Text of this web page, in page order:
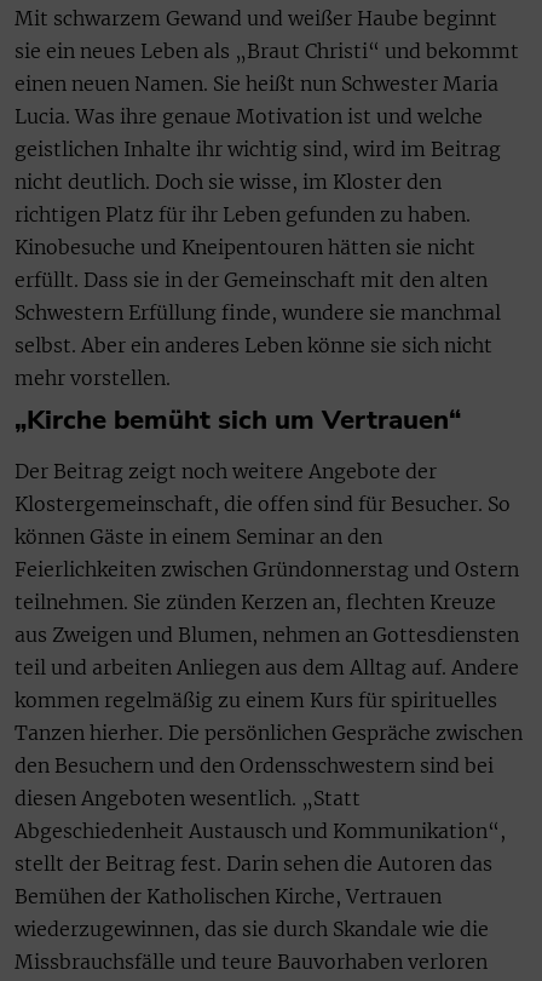
Mit schwarzem Gewand und weißer Haube beginnt
sie ein neues Leben als „Braut Christi“ und bekommt
einen neuen Namen. Sie heißt nun Schwester Maria
Lucia. Was ihre genaue Motivation ist und welche
geistlichen Inhalte ihr wichtig sind, wird im Beitrag
nicht deutlich. Doch sie wisse, im Kloster den
richtigen Platz für ihr Leben gefunden zu haben.
Kinobesuche und Kneipentouren hätten sie nicht
erfüllt. Dass sie in der Gemeinschaft mit den alten
Schwestern Erfüllung finde, wundere sie manchmal
selbst. Aber ein anderes Leben könne sie sich nicht
mehr vorstellen.
„Kirche bemüht sich um Vertrauen“
Der Beitrag zeigt noch weitere Angebote der
Klostergemeinschaft, die offen sind für Besucher. So
können Gäste in einem Seminar an den
Feierlichkeiten zwischen Gründonnerstag und Ostern
teilnehmen. Sie zünden Kerzen an, flechten Kreuze
aus Zweigen und Blumen, nehmen an Gottesdiensten
teil und arbeiten Anliegen aus dem Alltag auf. Andere
kommen regelmäßig zu einem Kurs für spirituelles
Tanzen hierher. Die persönlichen Gespräche zwischen
den Besuchern und den Ordensschwestern sind bei
diesen Angeboten wesentlich. „Statt
Abgeschiedenheit Austausch und Kommunikation“,
stellt der Beitrag fest. Darin sehen die Autoren das
Bemühen der Katholischen Kirche, Vertrauen
wiederzugewinnen, das sie durch Skandale wie die
Missbrauchsfälle und teure Bauvorhaben verloren